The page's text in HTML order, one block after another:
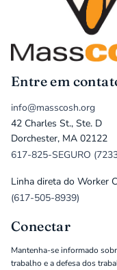
Entre em
info@masscosh.org
42 Charles St., Ste. D
Dorchester, MA 02122
617-825-SEGURO
Linha direta do Worker
(617-505-8939)
Conectar
Mantenha-se informado
trabalho e a defesa dos